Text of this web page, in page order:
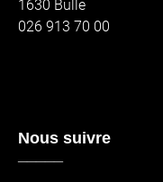
1630 Bulle
026 913 70 00
Nous suivre